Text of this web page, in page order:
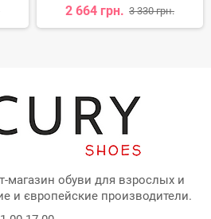
2 664 грн. 3 330 грн.
магазин обуви для взрослых и
и європейские производители.